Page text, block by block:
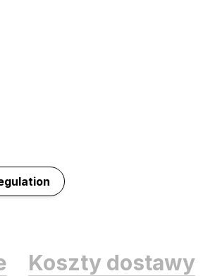
Koszty dostawy